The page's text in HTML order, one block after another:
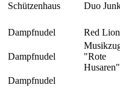
Schützenhaus
Duo
Dampfnudel Red
Dampfnudel
"Rote
Husaren"
Dampfnudel